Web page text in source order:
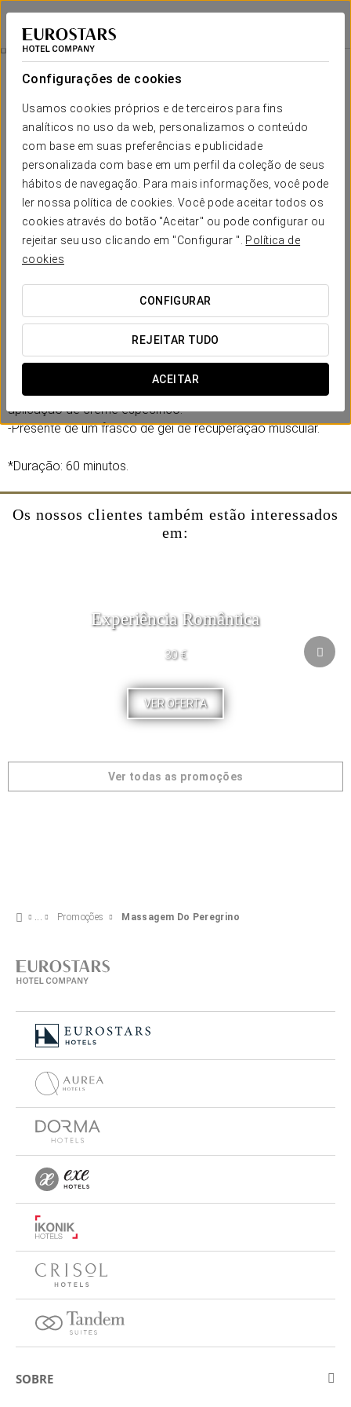
Configurações de cookies
Usamos cookies próprios e de terceiros para fins
analíticos no uso da web, personalizamos o conteúdo
com base em suas preferências e publicidade
personalizada com base em um perfil da coleção de seus
hábitos de navegação. Para mais informações, você pode
ler nossa política de cookies. Você pode aceitar todos os
cookies através do botão "Aceitar" ou pode configurar ou
rejeitar seu uso clicando em "Configurar ". Política de
cookies
CONFIGURAR
REJEITAR TUDO
ACEITAR
Eurostars Araguaney
SANTIAGO DE COMPOSTELA
Massagem Do Peregrino
78 €
Massagem do peregrino
Técnica específica para peregrinos do Caminho de Santiago
e atletas.
Inclui:
-Massagem de descarga profunda e mobilização muscular.
-Alongamento de acordo com a necessidade com
aplicação de creme específico.
-Presente de um frasco de gel de recuperação muscular.
*Duração: 60 minutos.
Os nossos clientes também estão interessados
em:
Experiência Romântica
30 €
VER OFERTA
Ver todas as promoções
Promoções Massagem Do Peregrino
SOBRE